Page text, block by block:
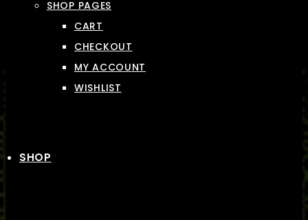
SHOP PAGES
CART
CHECKOUT
MY ACCOUNT
WISHLIST
SHOP